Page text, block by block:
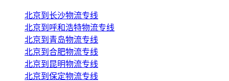
北京到长沙物流专线
北京到呼和浩特物流专线
北京到青岛物流专线
北京到合肥物流专线
北京到昆明物流专线
北京到保定物流专线